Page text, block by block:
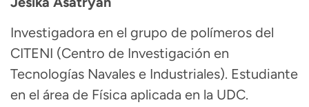
Investigadora en el grupo de polímeros del
CITENI (Centro de Investigación en
Tecnologías Navales e Industriales). Estudiante
en el área de Física aplicada en la UDC.